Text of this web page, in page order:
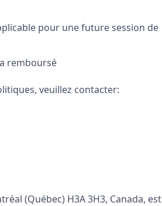
pour une future session de
remboursé
veuillez contacter:
(Québec) H3A 3H3, Canada, est